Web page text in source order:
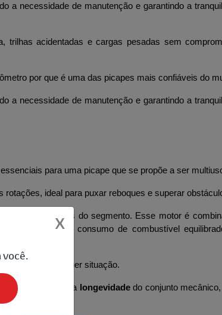
a necessidade de manutenção e garantindo a
trilhas acidentadas e cargas pesadas sem
por que é uma das picapes mais confiáveis do
a necessidade de manutenção e garantindo a
para uma picape que se propõe a ser
rotações, ideal para puxar reboques e superar
entre as líderes do segmento. Esse motor é
para um consumo de combustível
em qualquer situação.
confiabilidade e a longevidade do conjunto
X
você.